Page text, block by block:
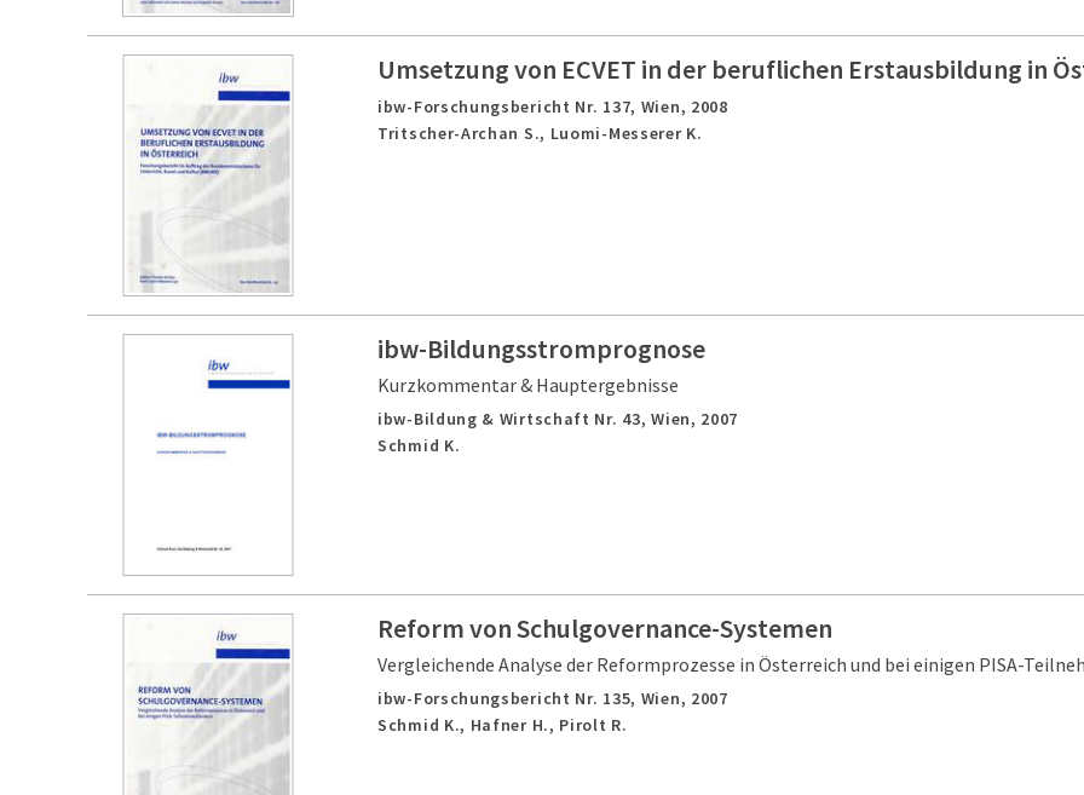
Umsetzung von ECVET in der beruflichen Erstausbildung in
ibw-Forschungsbericht Nr. 137, Wien, 2008
Tritscher-Archan S., Luomi-Messerer K.
ibw-Bildungsstromprognose
Kurzkommentar & Hauptergebnisse
ibw-Bildung & Wirtschaft Nr. 43,Wien, 2007
Schmid K.
Reform von Schulgovernance-Systemen
Vergleichende Analyse der Reformprozesse in Österreich und bei einigen PISA-
ibw-Forschungsbericht Nr. 135, Wien, 2007
Schmid K., Hafner H., Pirolt R.